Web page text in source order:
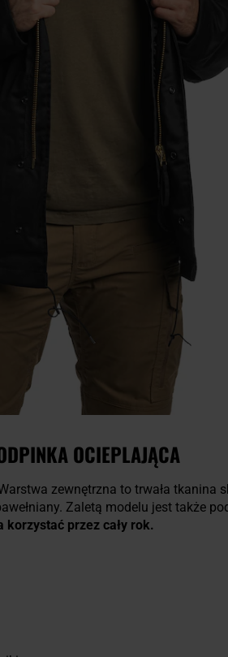
OCIEPLAJĄCA
zewnętrzna to trwała tkanina
Zaletą modelu jest także
przez cały rok.